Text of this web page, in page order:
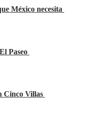
México necesita
Paseo
Cinco Villas